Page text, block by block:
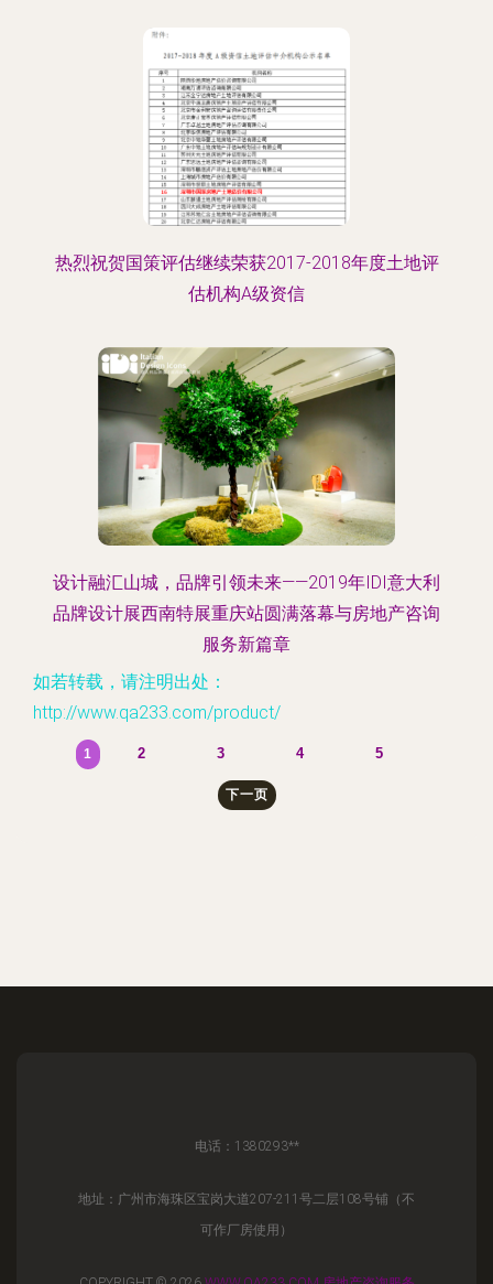
热烈祝贺国策评估继续荣获2017-2018年度土地评
估机构A级资信
设计融汇山城，品牌引领未来——2019年IDI意大利
品牌设计展西南特展重庆站圆满落幕与房地产咨询
服务新篇章
如若转载，请注明出处：
http://www.qa233.com/product/
1 2 3 4 5
下一页
电话：1380293**
地址：广州市海珠区宝岗大道207-211号二层108号铺（不
可作厂房使用）